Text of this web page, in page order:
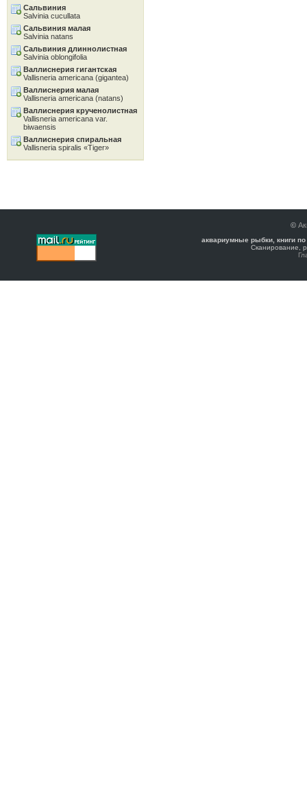
Сальвиния
Salvinia cucullata
Сальвиния малая
Salvinia natans
Сальвиния длиннолистная
Salvinia oblongifolia
Валлиснерия гигантская
Vallisneria americana (gigantea)
Валлиснерия малая
Vallisneria americana (natans)
Валлиснерия крученолистная
Vallisneria americana var.
biwaensis
Валлиснерия спиральная
Vallisneria spiralis «Tiger»
©
аквариумные рыбки, книги
Сканирование,